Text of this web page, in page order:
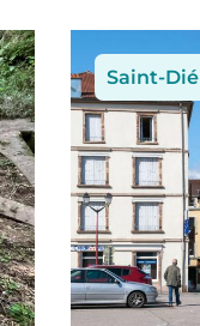
Saint-Dié